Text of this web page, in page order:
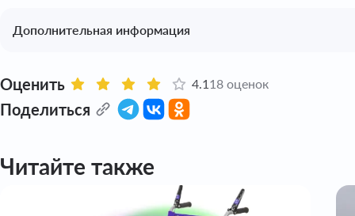
Дополнительная информация
Оценить 4.1 18 оценок
Поделиться
Читайте также